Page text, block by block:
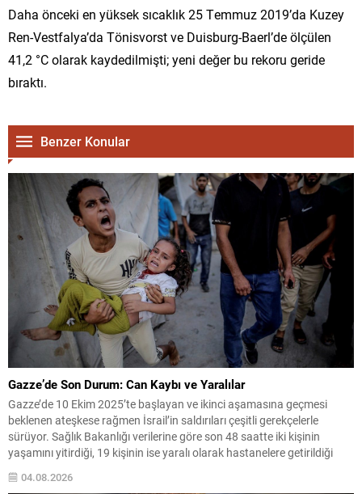
Daha önceki en yüksek sıcaklık 25 Temmuz 2019’da Kuzey
Ren-Vestfalya’da Tönisvorst ve Duisburg-Baerl’de ölçülen
41,2 °C olarak kaydedilmişti; yeni değer bu rekoru geride
bıraktı.
Benzer Konular
Gazze’de Son Durum: Can Kaybı ve Yaralılar
Gazze’de 10 Ekim 2025’te başlayan ve ikinci aşamasına geçmesi
beklenen ateşkese rağmen İsrail’in saldırıları çeşitli gerekçelerle
sürüyor. Sağlık Bakanlığı verilerine göre son 48 saatte iki kişinin
yaşamını yitirdiği, 19 kişinin ise yaralı olarak hastanelere getirildiği
saldırılarda toplam can kaybının 1.252’ye, yaralı sayısının...
04.08.2026